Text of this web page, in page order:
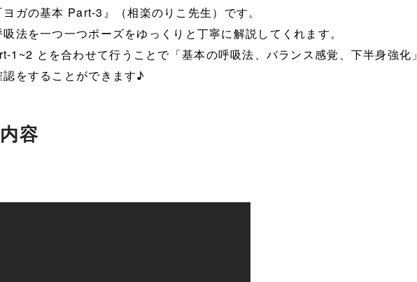
ガの基本 Part-3』（相楽のりこ先生）です。
法を一つ一つポーズをゆっくりと丁寧に解説してくれます。
1~2 とを合わせて行うことで「基本の呼吸法、バランス感覚、下半身強化」
をすることができます♪
容